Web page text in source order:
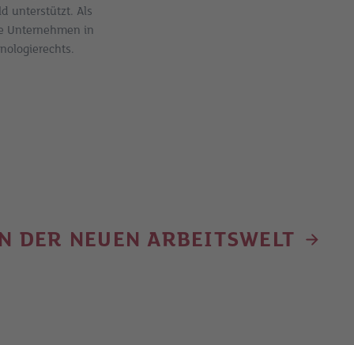
unterstützt. Als
Unternehmen in
DER NEUEN ARBEITSWELT